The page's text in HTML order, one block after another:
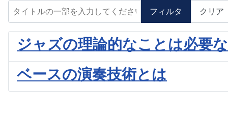
タイトルの一部を入力してください
フィルタ クリア
ジャズの理論的なことは必要
ベースの演奏技術とは